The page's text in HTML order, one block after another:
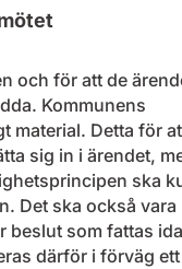
och för att de
Kommunens
material. Detta för
sig in i ärendet,
ska
Det ska också
beslut som fattas
därför i förväg ett